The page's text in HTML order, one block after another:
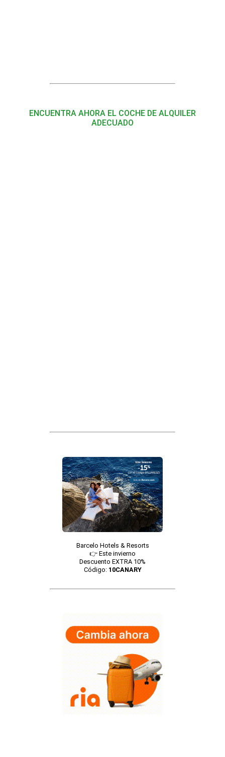
ENCUENTRA AHORA EL COCHE DE ALQUILER
ADECUADO
Barcelo Hotels & Resorts
👉 Este invierno
Descuento EXTRA 10%
Código: 10CANARY